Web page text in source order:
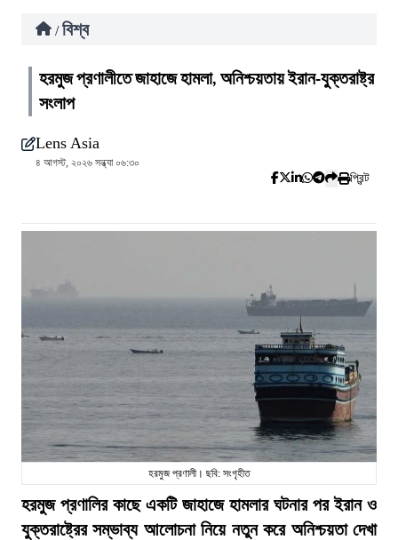
/ বিশ্ব
হরমুজ প্রণালীতে জাহাজে হামলা, অনিশ্চয়তায় ইরান-যুক্তরাষ্ট্র
সংলাপ
Lens Asia
৪ আগস্ট, ২০২৬ সন্ধ্যা ০৬:৩০
প্রিন্ট
হরমুজ প্রণালী। ছবি: সংগৃহীত
হরমুজ প্রণালির কাছে একটি জাহাজে হামলার ঘটনার পর ইরান ও
যুক্তরাষ্ট্রের সম্ভাব্য আলোচনা নিয়ে নতুন করে অনিশ্চয়তা দেখা